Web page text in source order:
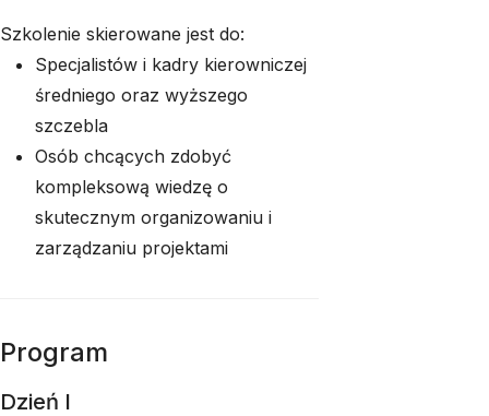
Szkolenie skierowane jest do:
Specjalistów i kadry kierowniczej
średniego oraz wyższego
szczebla
Osób chcących zdobyć
kompleksową wiedzę o
skutecznym organizowaniu i
zarządzaniu projektami
Program
Dzień I